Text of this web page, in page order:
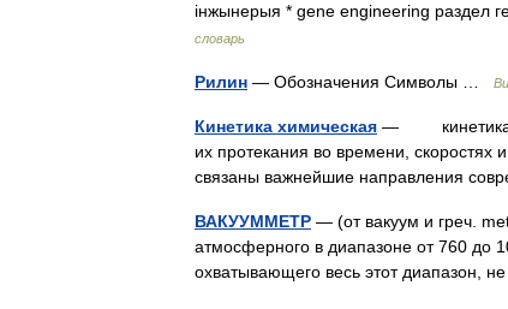
інжынерыя * gene enginеering
словарь
Рилин — Обозначения Символы …
Кинетика химическая — кинетика
их протекания во времени, скоростях
связаны важнейшие направления
ВАКУУММЕТР — (от вакуум и греч.
атмосферного в диапазоне от 760 до
охватывающего весь этот диапазон,